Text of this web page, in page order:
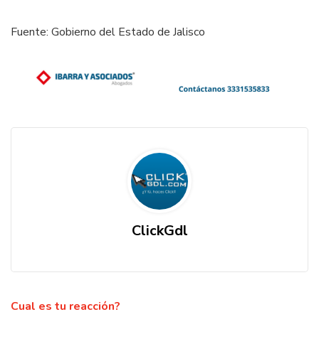
Fuente: Gobierno del Estado de Jalisco
ClickGdl
Cual es tu reacción?